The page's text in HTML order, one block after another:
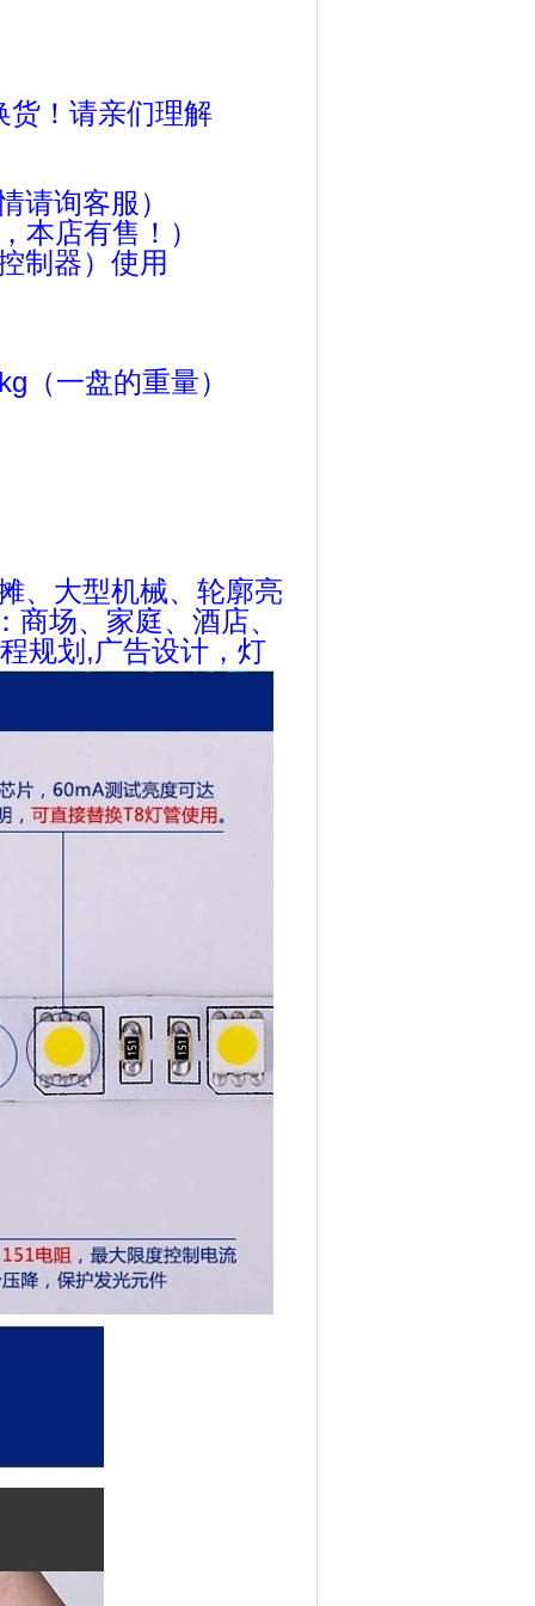
货！请亲们理解
详情请询客服）
本店有售！）
制器）使用
（一盘的重量）
、大型机械、轮廓亮
场、家庭、酒店、
规划,广告设计，灯